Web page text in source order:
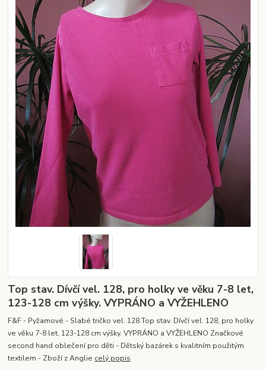
Top stav. Dívčí vel. 128, pro holky ve věku 7-8 let,
123-128 cm výšky. VYPRÁNO a VYŽEHLENO
F&F - Pyžamové - Slabé tričko vel. 128 Top stav. Dívčí vel. 128, pro holky
ve věku 7-8 let, 123-128 cm výšky. VYPRÁNO a VYŽEHLENO Značkové
second hand oblečení pro děti - Dětský bazárek s kvalitním použitým
textilem - Zboží z Anglie celý popis